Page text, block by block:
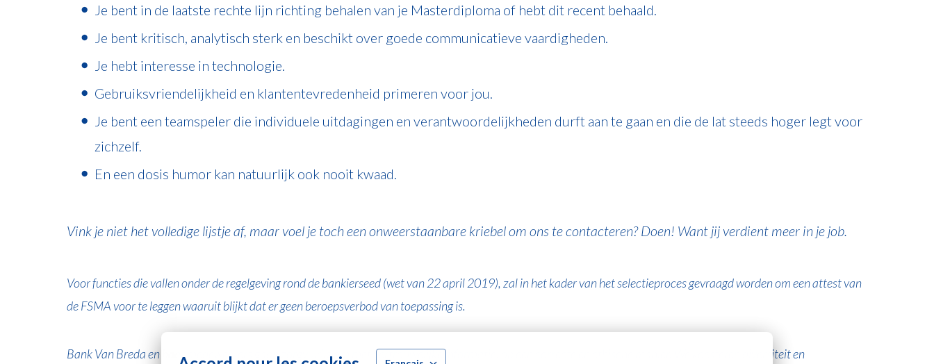
Je bent in de laatste rechte lijn richting behalen van je Masterdiploma of hebt dit recent behaald.
Je bent kritisch, analytisch sterk en beschikt over goede communicatieve vaardigheden.
Je hebt interesse in technologie.
Gebruiksvriendelijkheid en klantentevredenheid primeren voor jou.
Je bent een teamspeler die individuele uitdagingen en verantwoordelijkheden durft aan te gaan en die de lat steeds hoger legt voor
zichzelf.
En een dosis humor kan natuurlijk ook nooit kwaad.
Vink je niet het volledige lijstje af, maar voel je toch een onweerstaanbare kriebel om ons te contacteren? Doen! Want jij verdient meer in je job.
Voor functies die vallen onder de regelgeving rond de bankierseed (wet van 22 april 2019), zal in het kader van het selectieproces gevraagd worden om een attest van
de FSMA voor te leggen waaruit blijkt dat er geen beroepsverbod van toepassing is.
Bank Van Breda en haar medewerkers gaan zorgvuldig om met vertrouwelijke informatie, op een correcte en ethische manier. We koesteren diversiteit en